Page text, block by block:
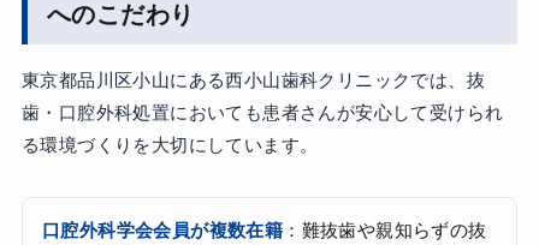
へのこだわり
東京都品川区小山にある西小山歯科クリニックでは、抜
歯・口腔外科処置においても患者さんが安心して受けられ
る環境づくりを大切にしています。
口腔外科学会会員が複数在籍 ：難抜歯や親知らずの抜